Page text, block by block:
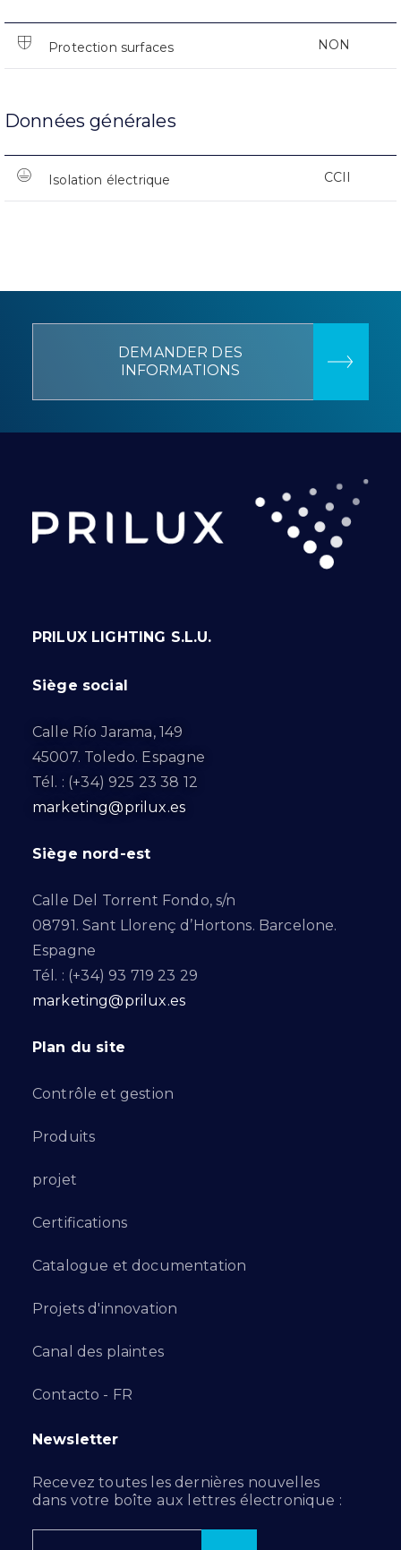
Protection surfaces NON
Données générales
Isolation électrique CCII
DEMANDER DES
INFORMATIONS
PRILUX LIGHTING S.L.U.
Siège social
Calle Río Jarama, 149
45007. Toledo. Espagne
Tél. : (+34) 925 23 38 12
marketing@prilux.es
Siège nord-est
Calle Del Torrent Fondo, s/n
08791. Sant Llorenç d’Hortons. Barcelone.
Espagne
Tél. : (+34) 93 719 23 29
marketing@prilux.es
Plan du site
Contrôle et gestion
Produits
projet
Certifications
Catalogue et documentation
Projets d'innovation
Canal des plaintes
Contacto - FR
Newsletter
Recevez toutes les dernières nouvelles
dans votre boîte aux lettres électronique :